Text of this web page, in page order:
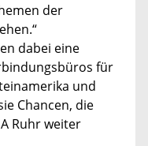
der
dabei eine
für
und
Chancen, die
Ruhr weiter